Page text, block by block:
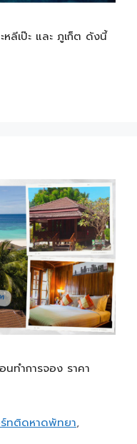
หลีเป๊ะ และ ภูเก็ต ดังนี้
นทำการจอง ราคา
ทติดหาดพัทยา,